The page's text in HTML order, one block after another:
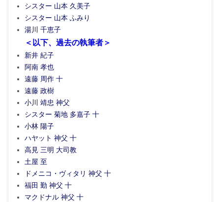
シスター 山本 久美子
シスター 山本 ふみり
湯川 千恵子
＜以下、過去の執筆者＞
新井 紀子
阿南 孝也
遠藤 周作 十
遠藤 政樹
小川 靖忠 神父
シスター 菊地 多嘉子 十
小林 陽子
ハヤット 神父 十
高見 三明 大司教
土屋 至
ドメニコ・ヴィタリ 神父 十
福田 勤 神父 十
マクドナル 神父 十